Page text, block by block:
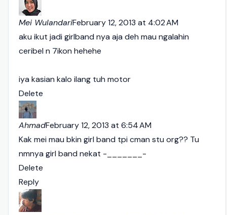
Mei WulandariFebruary 12, 2013 at 4:02 AM
aku ikut jadi girlband nya aja deh mau ngalahin
ceribel n 7ikon hehehe
iya kasian kalo ilang tuh motor
Delete
AhmadFebruary 12, 2013 at 6:54 AM
Kak mei mau bkin girl band tpi cman stu org?? Tu
nmnya girl band nekat -_______-
Delete
Reply